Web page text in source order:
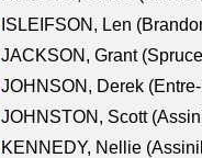
ISLEIFSON, Len
JACKSON, Grant
JOHNSON, Derek
JOHNSTON, Scott
KENNEDY, Nellie